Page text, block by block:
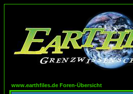
www.earthfiles.de Foren-Übersicht